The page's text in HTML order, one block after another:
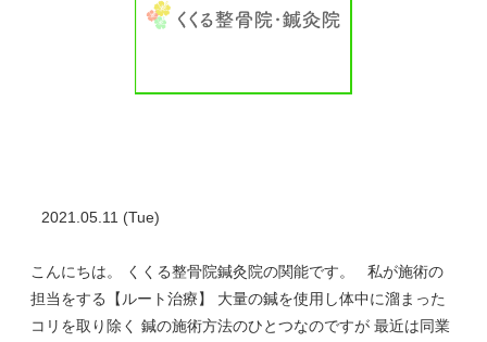
2021.05.11 (Tue)
こんにちは。 くくる整骨院鍼灸院の関能です。 私が施術の
担当をする【ルート治療】 大量の鍼を使用し体中に溜まった
コリを取り除く 鍼の施術方法のひとつなのですが 最近は同業